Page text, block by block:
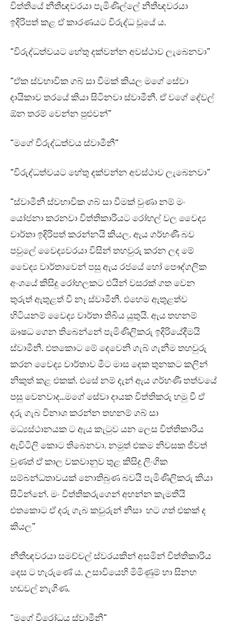
විත්තියේ නීතීඥවරයා පැමිණිල්ලේ නීතීඥවරයා
ඉදිරිපත් කළ ඒ කාරණයට විරුද්ධ වූයේ ය.
“විරුද්ධත්වයට හේතු දක්වන්න අවස්ථාව ලැබෙනවා”
“ඒක ස්වභාවික ගබ් සා වීමක් කියල මගේ සේවා
දායිකාව තරයේ කියා සිටිනවා ස්වාමීනී. ඒ වගේ දේවල්
ඕන තරම් වෙන්න පුළුවන්”
“මගේ විරුද්ධත්වය ස්වාමීනී”
“විරුද්ධත්වයට හේතු දක්වන්න අවස්ථාව ලැබෙනවා”
“ස්වාමීනී ස්වභාවික ගබ් සා වීමක් වුණා නම් මං
යෝජනා කරනවා විත්තිකාරියට රෝහල් වල වෛද්‍ය
වාර්තා ඉදිරිපත් කරන්නයි කියල. ඇය ගර්භණී බව
පවුලේ වෛද්‍යවරයා විසින් තහවුරු කරන ලද මේ
වෛද්‍ය වාර්තාවෙන් පසු ඇය රජයේ හෝ පෞද්ගලික
අංශයේ කිසිදු රෝහලකට එයින් වසරක් ගත වෙන
තුරුත් ඇතුළත් වී නෑ ස්වාමීනී. එහෙම ඇතුළත්ව
හිටියනම් වෛද්‍ය වාර්තා තිබිය යුතුයි. ඇය තහනම්
ඖෂධ ගෙන තිබෙන්නේ පැමිණිලිකරු ඉදිරියේදීමයි
ස්වාමීනී. එතකොට මේ දෙවෙනි ගැබ් ගැනීම තහවුරු
කරන වෛද්‍ය වාර්තාව මීට මාස දෙක තුනකට කලින්
නිකුත් කළ එකක්. එසේ නම් දැන් ඇය ගර්භණී තත්වයේ
පසු වෙනවාද…මගේ සේවා දායක විත්තිකරු හමු වී ඒ
දරු ගැබ විනාශ කරන්න තහනම් ගබ් සා
මධ්‍යස්ථානයක ට ඇය කැටුව යන ලෙස විත්තිකාරිය
ඇවිටිලි කොට තිබෙනවා. නමුත් එකම නිවසක ජීවත්
වුණත් ඒ කාල වකවානුව තුළ කිසිදු ලිංගික
සම්බන්ධතාවයක් නොතිබුණ බවයි පැමිණිලිකරු කියා
සිටින්නේ. මං විත්තිකරුගෙන් අහන්න කැමතියි
එතකොට ඒ දරු ගැබ කවුරුන් නිසා හට ගත් එකක් ද
කියල”
නීතීඥවරයා සමච්චල් ස්වරයකින් අසමින් විත්තිකාරිය
දෙස ට හැරුණේ ය. උසාවියෙහි මිමිණුම් හා සිනහ
හඬවල් නැගිණ.
“මගේ විරෝධය ස්වාමීනී”